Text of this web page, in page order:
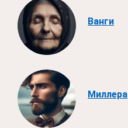
Ванги
Миллера